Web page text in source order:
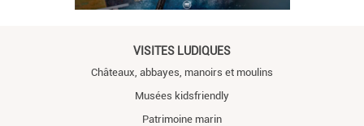
VISITES LUDIQUES
Châteaux, abbayes, manoirs et moulins
Musées kidsfriendly
Patrimoine marin